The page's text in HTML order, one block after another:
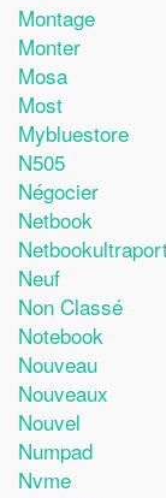
Montage
Monter
Mosa
Most
Mybluestore
N505
Négocier
Netbook
Neuf
Non Classé
Notebook
Nouveau
Nouveaux
Nouvel
Numpad
Nvme